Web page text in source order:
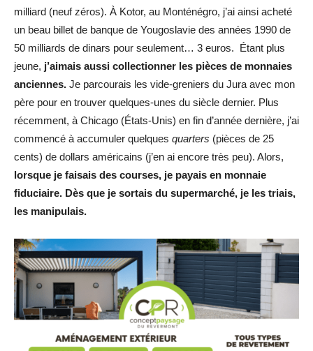
milliard (neuf zéros). À Kotor, au Monténégro, j’ai ainsi acheté
un beau billet de banque de Yougoslavie des années 1990 de
50 milliards de dinars pour seulement… 3 euros. Étant plus
jeune, j’aimais aussi collectionner les pièces de monnaies
anciennes. Je parcourais les vide-greniers du Jura avec mon
père pour en trouver quelques-unes du siècle dernier. Plus
récemment, à Chicago (États-Unis) en fin d’année dernière, j’ai
commencé à accumuler quelques quarters (pièces de 25
cents) de dollars américains (j’en ai encore très peu). Alors,
lorsque je faisais des courses, je payais en monnaie
fiduciaire. Dès que je sortais du supermarché, je les triais,
les manipulais.